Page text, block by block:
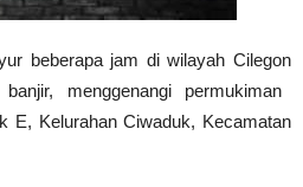
beberapa jam di wilayah Cilegon
menggenangi permukiman
E, Kelurahan Ciwaduk, Kecamatan